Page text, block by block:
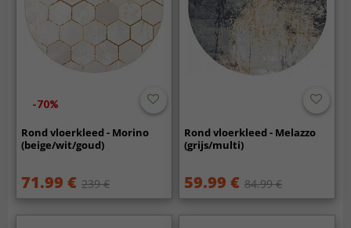
-70%
Rond vloerkleed - Morino
(beige/wit/goud)
71.99 € 239 €
Rond vloerkleed - Melazzo
(grijs/multi)
59.99 € 84.99 €